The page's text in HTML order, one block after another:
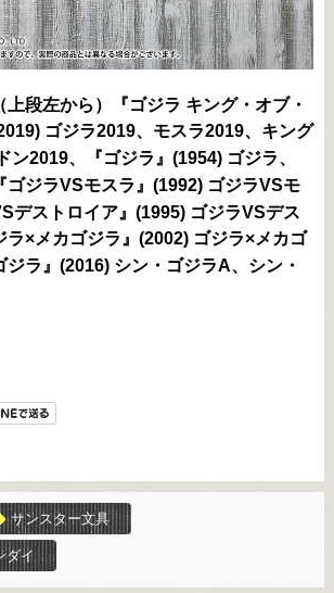
上段左から）『ゴジラ キング・オブ・
ゴジラ2019、モスラ2019、キング
ン2019、『ゴジラ』(1954) ゴジラ、
ゴジラVSモスラ』(1992) ゴジラVSモ
デストロイア』(1995) ゴジラVSデス
ラ×メカゴジラ』(2002) ゴジラ×メカゴ
ジラ』(2016) シン・ゴジラA、シン・
サンスター文具
ダイ